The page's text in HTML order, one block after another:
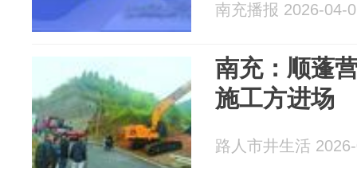
南充播报 2026-04-
南充：顺蓬
施工方进场
路人市井生活